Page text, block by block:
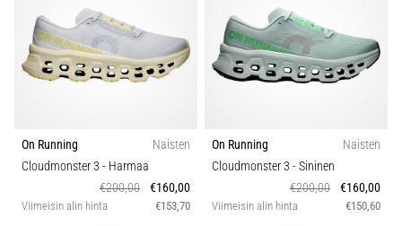
On Running
Naisten
Cloudmonster 3 - Harmaa
€200,00
€160,00
Viimeisin alin hinta €153,70
On Running
Naisten
Cloudmonster 3 - Sininen
€200,00
€160,00
Viimeisin alin hinta €150,60